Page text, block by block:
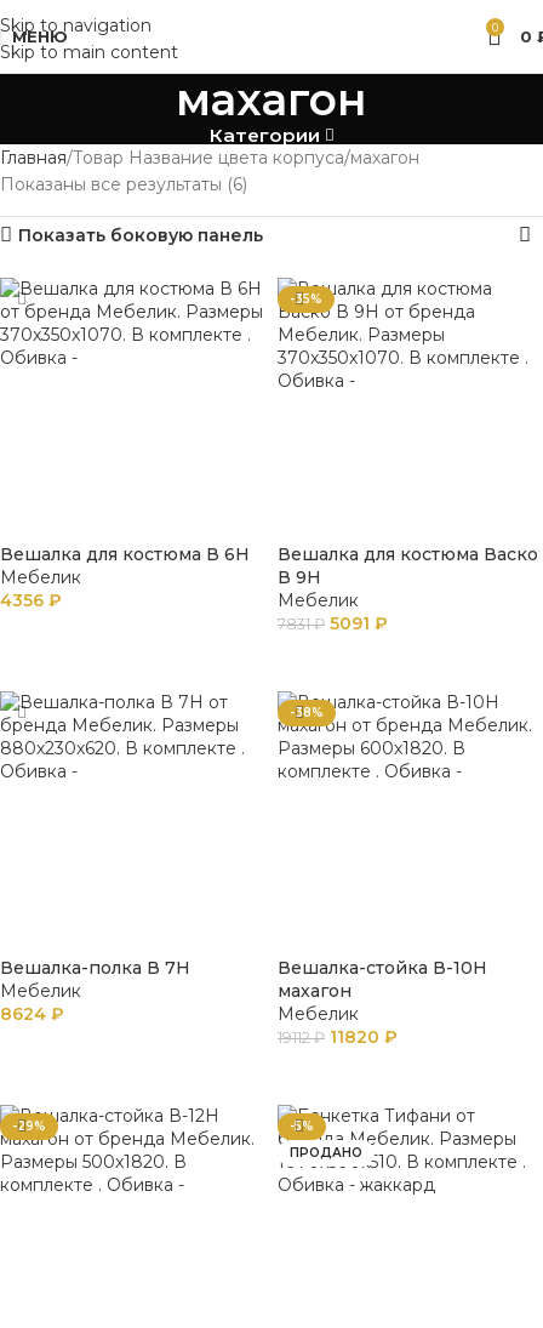
Skip to navigation
Skip to main content
МЕНЮ 0 0
махагон
Категории
Главная Товар Название цвета корпуса махагон
Показаны все результаты (6)
Показать боковую панель
Вешалка для костюма В 6Н
Мебелик
4356 ₽
-35%
Вешалка для костюма Васко
В 9Н
Мебелик
7831₽ 5091 ₽
Вешалка-полка В 7Н
Мебелик
8624 ₽
-38%
Вешалка-стойка В-10Н
махагон
Мебелик
19112₽ 11820 ₽
-29%
-5%
ПРОДАНО